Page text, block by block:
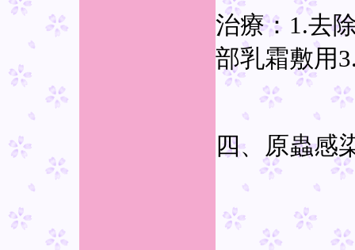
治療：1.去
部乳霜敷用
四、原蟲感